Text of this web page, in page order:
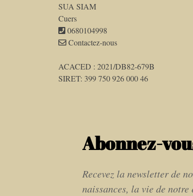
SUA SIAM
Cuers
0680104998
Contactez-nous
ACACED : 2021/DB82-679B
SIRET: 399 750 926 000 46
Abonnez-
Recevez la newsletter de
naissances, la vie de